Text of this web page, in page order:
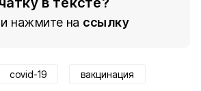
нажмите на ссылку
covid-19 вакцинация